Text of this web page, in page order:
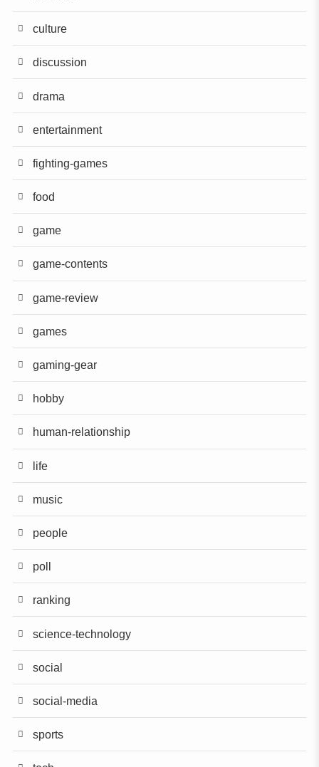
culture
discussion
drama
entertainment
fighting-games
food
game
game-contents
game-review
games
gaming-gear
hobby
human-relationship
life
music
people
poll
ranking
science-technology
social
social-media
sports